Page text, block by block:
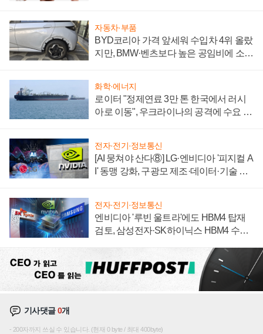
자동차·부품
BYD코리아 가격 앞세워 수입차 4위 올랐
지만, BMW·벤츠보다 높은 공임비에 소비
화학·에너지
로이터 "정제연료 3만 톤 한국에서 러시
아로 이동", 우크라이나의 공격에 수요 늘
전자·전기·정보통신
[AI 뭉쳐야 산다⑧] LG·엔비디아 '피지컬 A
I' 동맹 강화, 구광모 제조·데이터·기술 결
전자·전기·정보통신
엔비디아 '루빈 울트라'에도 HBM4 탑재
검토, 삼성전자·SK하이닉스 HBM4 수율
기사댓글0개
200자까지 쓰실 수 있습니다. (현재 0 byte / 최대 400byte)